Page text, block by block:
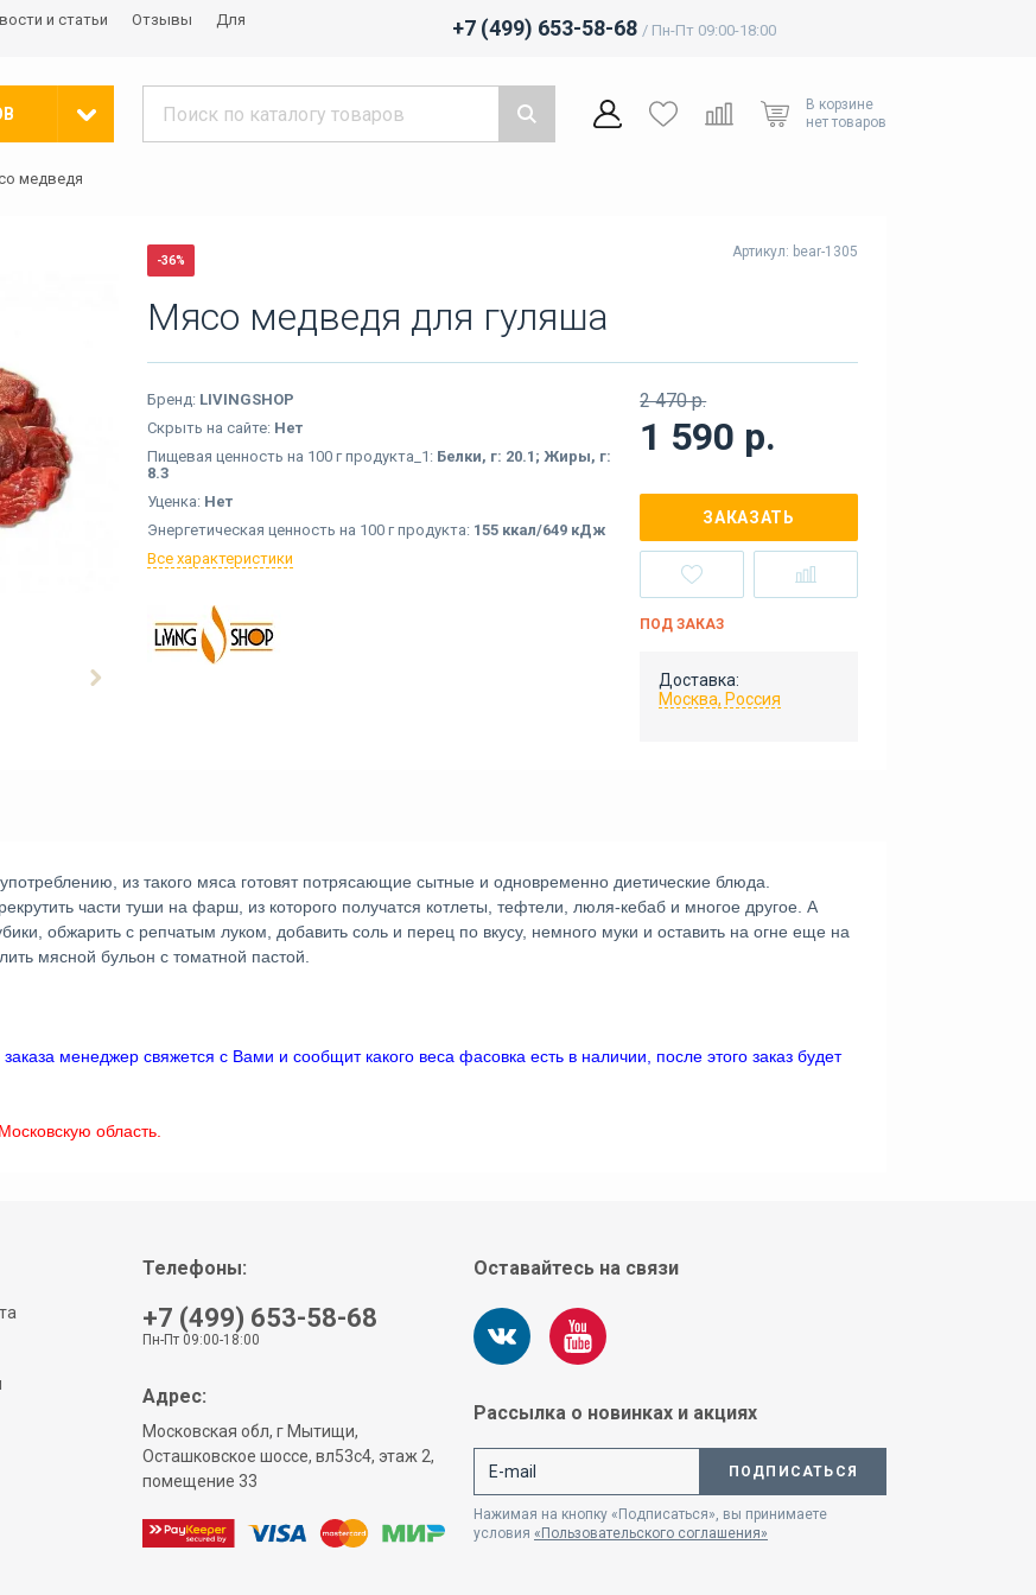
и статьи Отзывы
Для
+7 (499) 653-58-68 / Пн-Пт 09:00-18:00
В корзине
нет товаров
медведя
-36%
Артикул: bear-1305
Мясо медведя для гуляша
Бренд: LIVINGSHOP
Скрыть на сайте: Нет
Пищевая ценность на 100 г продукта_1: Белки, г: 20.1; Жиры, г:
8.3
Уценка: Нет
Энергетическая ценность на 100 г продукта: 155 ккал/649 кДж
Все характеристики
1 590 р.
2 470 р.
ЗАКАЗАТЬ
ПОД ЗАКАЗ
Доставка:
Москва, Россия
из такого мяса готовят потрясающие сытные и одновременно диетические блюда.
части туши на фарш, из которого получатся котлеты, тефтели, люля-кебаб и многое другое. А
обжарить с репчатым луком, добавить соль и перец по вкусу, немного муки и оставить на огне еще на
мясной бульон с томатной пастой.
менеджер свяжется с Вами и сообщит какого веса фасовка есть в наличии, после этого заказ будет
область.
Телефоны:
+7 (499) 653-58-68
Пн-Пт 09:00-18:00
Адрес:
Московская обл, г Мытищи,
Осташковское шоссе, вл53с4, этаж 2,
помещение 33
Оставайтесь на связи
Рассылка о новинках и акциях
ПОДПИСАТЬСЯ
Нажимая на кнопку «Подписаться», вы принимаете
условия «Пользовательского соглашения»